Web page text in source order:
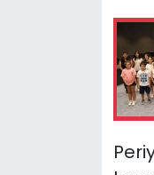
Teknoloji
Video Galeri